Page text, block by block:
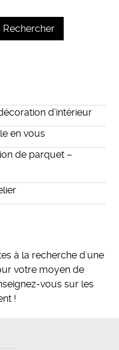
d’intérieur
en vous
de parquet –
à la recherche d'une
votre moyen de
vous sur les
!